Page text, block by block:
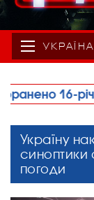
Через
Україну
погоди